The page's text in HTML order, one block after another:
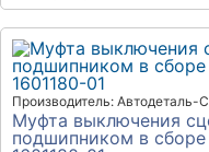
Производитель: Автодеталь-
Муфта выключения
подшипником в